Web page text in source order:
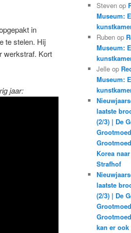
in
te stelen. Hij
werkstraf. Kort
jaar:
Steven op
Museum:
Ruben op
Museum:
Jelle op
Museum:
laatste
(2/3) | De
Korea
Strafhof
laatste
(2/3) | De
kan er ook